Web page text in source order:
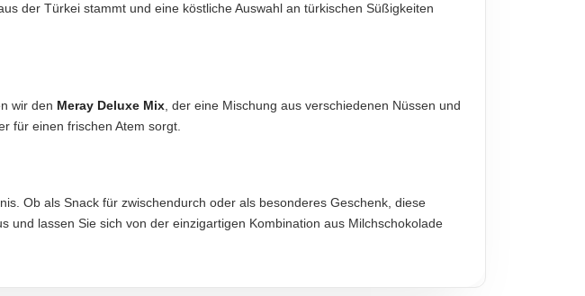
der jeweiligen Produktverpackung; nur diese sind verbindlich.
der Türkei stammt und eine köstliche Auswahl an türkischen Süßigkeiten
wir den Meray Deluxe Mix , der eine Mischung aus verschiedenen Nüssen und
für einen frischen Atem sorgt.
Ob als Snack für zwischendurch oder als besonderes Geschenk, diese
lassen Sie sich von der einzigartigen Kombination aus Milchschokolade